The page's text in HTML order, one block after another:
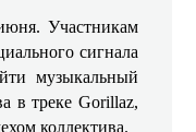
Участникам
сигнала
музыкальный
в треке Gorillaz,
коллектива.